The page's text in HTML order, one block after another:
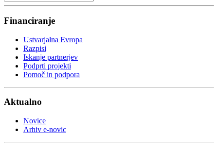
Financiranje
Ustvarjalna Evropa
Razpisi
Iskanje partnerjev
Podprti projekti
Pomoč in podpora
Aktualno
Novice
Arhiv e-novic